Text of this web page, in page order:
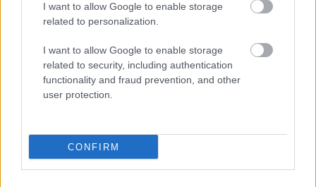
I want to allow Google to enable storage
related to personalization.
I want to allow Google to enable storage
related to security, including authentication
functionality and fraud prevention, and other
user protection.
CONFIRM